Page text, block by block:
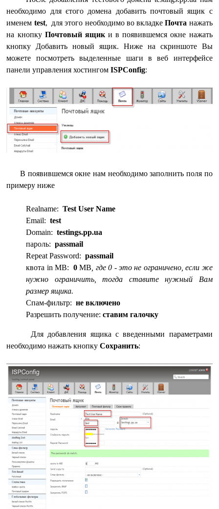
необходимо для єтого домена добавить почтовый ящик с
именем test, для этого необходимо во вкладкеПочта нажать
на кнопку Почтовый ящики в появившемся окне нажать
кнопку Добавить новый ящик. Ниже на скриншоте Вы
можете посмотреть выделенные шаги в веб интерфейсе
панели управления хостингомISPConfig:
В появившемся окне нам необходимо заполнить поля по
примеру ниже
Realname:Test User Name
Email:test
Domain:testings.pp.ua
пароль:passmail
Repeat Password:passmail
квота in MB:0 MB , где 0 - это не ограничено, если же
нужно ограничить, тогда ставите нужный Вам
размер ящика.
Спам-фильтр:не включено
Разрешить получение:ставим галочку
Для добавления ящика с введенными параметрами
необходимо нажать кнопкуСохранить: